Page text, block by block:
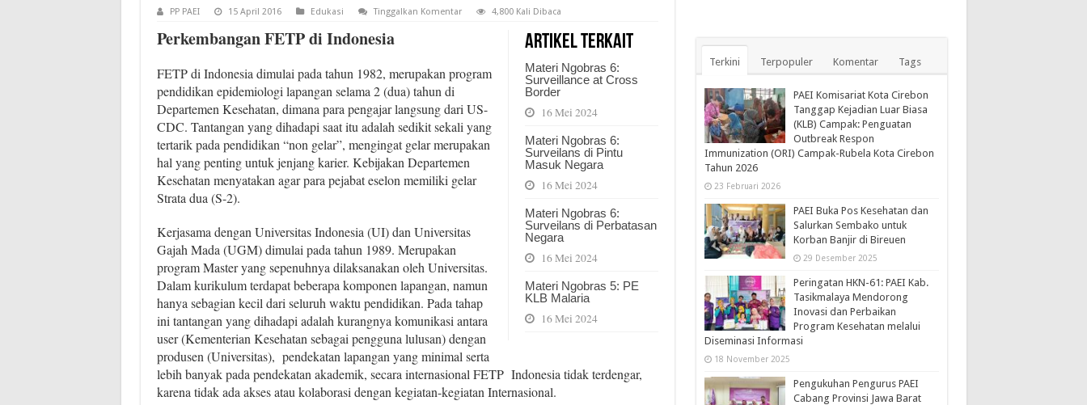
PP PAEI 15 April 2016 Edukasi Tinggalkan Komentar 4,800 Kali Dibaca
Artikel Terkait
Materi Ngobras 6:
Surveillance at Cross
Border
16 Mei 2024
Materi Ngobras 6:
Surveilans di Pintu
Masuk Negara
16 Mei 2024
Materi Ngobras 6:
Surveilans di Perbatasan
Negara
16 Mei 2024
Materi Ngobras 5: PE
KLB Malaria
16 Mei 2024
Perkembangan FETP di Indonesia
FETP di Indonesia dimulai pada tahun 1982, merupakan program
pendidikan epidemiologi lapangan selama 2 (dua) tahun di
Departemen Kesehatan, dimana para pengajar langsung dari US-
CDC. Tantangan yang dihadapi saat itu adalah sedikit sekali yang
tertarik pada pendidikan “non gelar”, mengingat gelar merupakan
hal yang penting untuk jenjang karier. Kebijakan Departemen
Kesehatan menyatakan agar para pejabat eselon memiliki gelar
Strata dua (S-2).
Kerjasama dengan Universitas Indonesia (UI) dan Universitas
Gajah Mada (UGM) dimulai pada tahun 1989. Merupakan
program Master yang sepenuhnya dilaksanakan oleh Universitas.
Dalam kurikulum terdapat beberapa komponen lapangan, namun
hanya sebagian kecil dari seluruh waktu pendidikan. Pada tahap
ini tantangan yang dihadapi adalah kurangnya komunikasi antara
user (Kementerian Kesehatan sebagai pengguna lulusan) dengan
produsen (Universitas), pendekatan lapangan yang minimal serta
lebih banyak pada pendekatan akademik, secara internasional FETP Indonesia tidak terdengar,
karena tidak ada akses atau kolaborasi dengan kegiatan-kegiatan Internasional.
Terkini Terpopuler Komentar Tags
PAEI Komisariat Kota Cirebon
Tanggap Kejadian Luar Biasa
(KLB) Campak: Penguatan
Outbreak Respon
Immunization (ORI) Campak-Rubela Kota Cirebon
Tahun 2026
23 Februari 2026
PAEI Buka Pos Kesehatan dan
Salurkan Sembako untuk
Korban Banjir di Bireuen
29 Desember 2025
Peringatan HKN-61: PAEI Kab.
Tasikmalaya Mendorong
Inovasi dan Perbaikan
Program Kesehatan melalui
Diseminasi Informasi
18 November 2025
Pengukuhan Pengurus PAEI
Cabang Provinsi Jawa Barat